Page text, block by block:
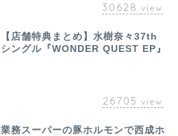
30628 view
【店舗特典まとめ】水樹奈々37th
シングル『WONDER QUEST EP』
26705 view
業務スーパーの豚ホルモンで西成ホ